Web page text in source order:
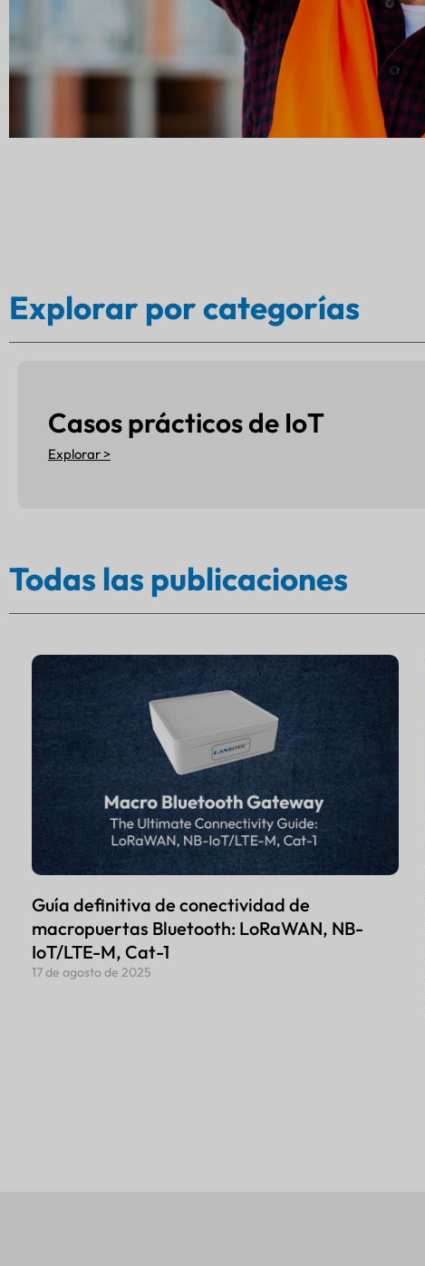
de logística de terceros (3PL) de nivel 1 redujo las
anuales por pérdida de pallets en 86 % y redujo el
las carretillas elevadoras en 27 % después de equipar cada
Bluetooth de Lansitec que cooperan
Explorar por categorías
Casos prácticos de IoT
Explorar >
Todas las publicaciones
Guía definitiva de conectividad de
macropuertas Bluetooth: LoRaWAN, NB-
IoT/LTE-M, Cat-1
17 de agosto de 2025